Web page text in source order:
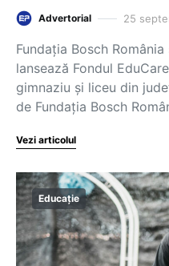
Advertorial 25
Fundația Bosch
lansează Fondul
gimnaziu și liceu din
de Fundația Bosch
Vezi articolul
Educație